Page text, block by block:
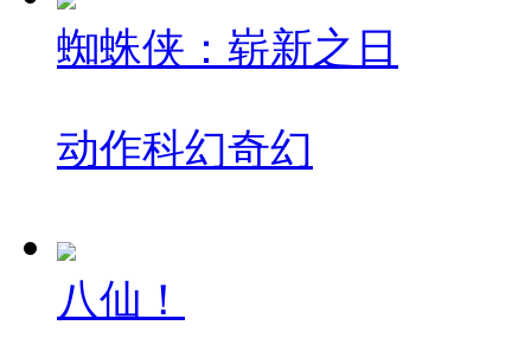
蜘蛛侠：崭新之日
动作科幻奇幻
八仙！